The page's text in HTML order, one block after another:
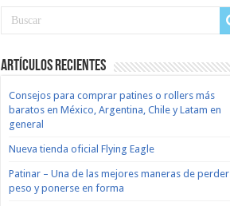
Artículos recientes
Consejos para comprar patines o rollers más
baratos en México, Argentina, Chile y Latam en
general
Nueva tienda oficial Flying Eagle
Patinar – Una de las mejores maneras de perder
peso y ponerse en forma